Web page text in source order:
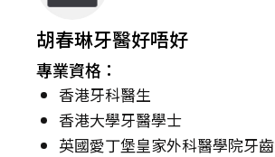
胡春琳牙醫好唔好
專業資格：
香港牙科醫生
香港大學牙醫學士
英國愛丁堡皇家外科醫學院牙